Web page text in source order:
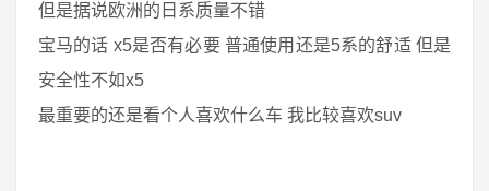
但是据说欧洲的日系质量不错
宝马的话 x5是否有必要 普通使用还是5系的舒适 但是
安全性不如x5
最重要的还是看个人喜欢什么车 我比较喜欢suv